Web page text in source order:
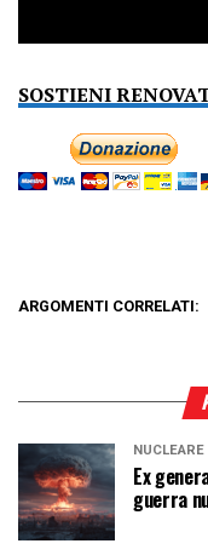
SOSTIENI
ARGOMENTI CORRELATI:
NUCLEARE
Ex
guerra